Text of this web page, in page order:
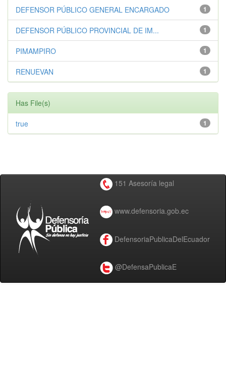
1
DEFENSOR PÚBLICO GENERAL ENCARGADO
1
DEFENSOR PÚBLICO PROVINCIAL DE IM...
1
PIMAMPIRO
1
RENUEVAN
Has File(s)
1
true
151 Asesoría legal
www.defensoria.gob.ec
DefensoriaPublicaDelEcuador
@DefensaPublicaE